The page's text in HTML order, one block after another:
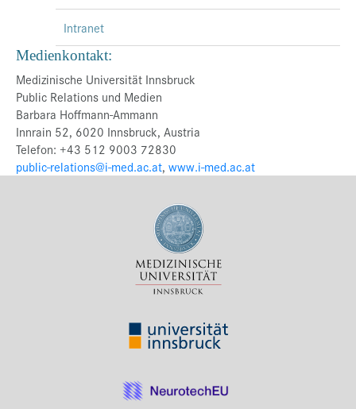
Intranet
Medienkontakt:
Medizinische Universität Innsbruck
Public Relations und Medien
Barbara Hoffmann-Ammann
Innrain 52, 6020 Innsbruck, Austria
Telefon: +43 512 9003 72830
public-relations@i-med.ac.at, www.i-med.ac.at